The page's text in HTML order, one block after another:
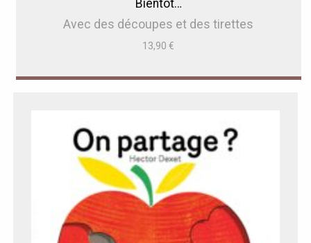
Bientôt…
Avec des découpes et des tirettes
13,90€